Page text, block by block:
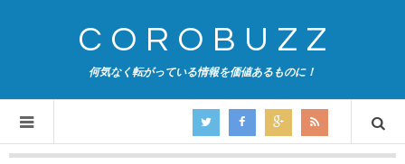
COROBUZZ
何気なく転がっている情報を価値あるものに！